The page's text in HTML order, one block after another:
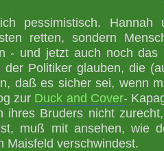
pessimistisch.
retten, sondern
- und jetzt auch noch das
Politiker glauben, die
daß es sicher sei, wenn
zur Duck and Cover-
ihres Bruders nicht
muß mit ansehen, wie
Maisfeld verschwindest.